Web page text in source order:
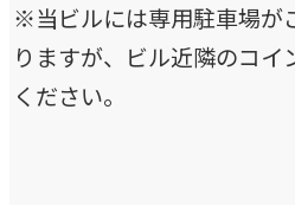
事例紹介
※当ビルには専用駐車場が
りますが、ビル近隣のコ
ください。